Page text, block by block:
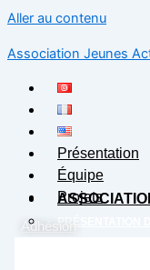
Aller au contenu
Association Jeunes
Présentation
Équipe
Projets
PRÉSENTATION
Adhésion